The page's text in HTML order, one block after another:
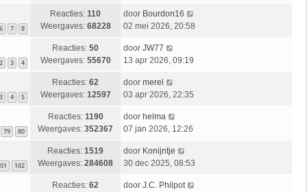
6 7 8
Reacties: 110
Weergaves: 68228
door Bourdon16
02 mei 2026, 20:58
2 3 4
Reacties: 50
Weergaves: 55670
door JW77
13 apr 2026, 09:19
3 4 5
Reacties: 62
Weergaves: 12597
door merel
03 apr 2026, 22:35
79 80
Reacties: 1190
Weergaves: 352367
door helma
07 jan 2026, 12:26
102
Reacties: 1519
Weergaves: 284608
door Konijntje
30 dec 2025, 08:53
Reacties: 62
door J.C. Philpot